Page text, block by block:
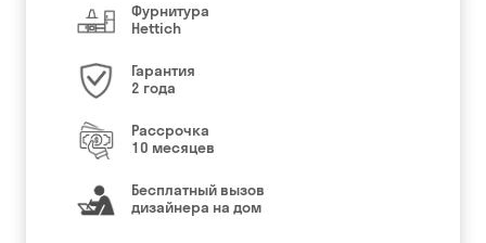
Фурнитура
Hettich
Гарантия
2 года
Рассрочка
10 месяцев
Бесплатный вызов
дизайнера на дом